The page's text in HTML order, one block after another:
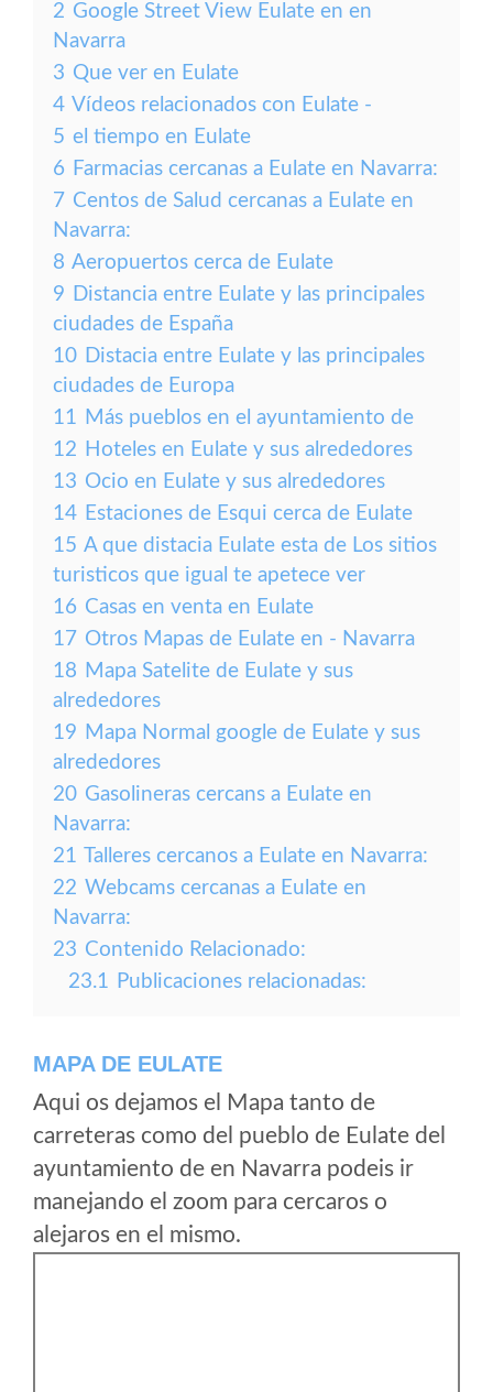
2 Google Street View Eulate en en
Navarra
3 Que ver en Eulate
4 Vídeos relacionados con Eulate -
5 el tiempo en Eulate
6 Farmacias cercanas a Eulate en Navarra:
7 Centos de Salud cercanas a Eulate en
Navarra:
8 Aeropuertos cerca de Eulate
9 Distancia entre Eulate y las principales
ciudades de España
10 Distacia entre Eulate y las principales
ciudades de Europa
11 Más pueblos en el ayuntamiento de
12 Hoteles en Eulate y sus alrededores
13 Ocio en Eulate y sus alrededores
14 Estaciones de Esqui cerca de Eulate
15 A que distacia Eulate esta de Los sitios
turisticos que igual te apetece ver
16 Casas en venta en Eulate
17 Otros Mapas de Eulate en - Navarra
18 Mapa Satelite de Eulate y sus
alrededores
19 Mapa Normal google de Eulate y sus
alrededores
20 Gasolineras cercans a Eulate en
Navarra:
21 Talleres cercanos a Eulate en Navarra:
22 Webcams cercanas a Eulate en
Navarra:
23 Contenido Relacionado:
23.1 Publicaciones relacionadas:
MAPA DE EULATE
Aqui os dejamos el Mapa tanto de
carreteras como del pueblo de Eulate del
ayuntamiento de en Navarra podeis ir
manejando el zoom para cercaros o
alejaros en el mismo.